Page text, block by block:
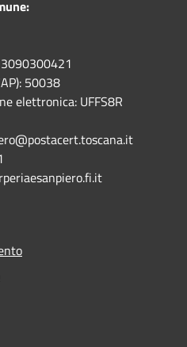
50038
elettronica: UFFS8R